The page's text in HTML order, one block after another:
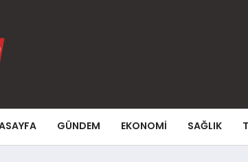
GÜNDEM EKONOMI SAĞLIK